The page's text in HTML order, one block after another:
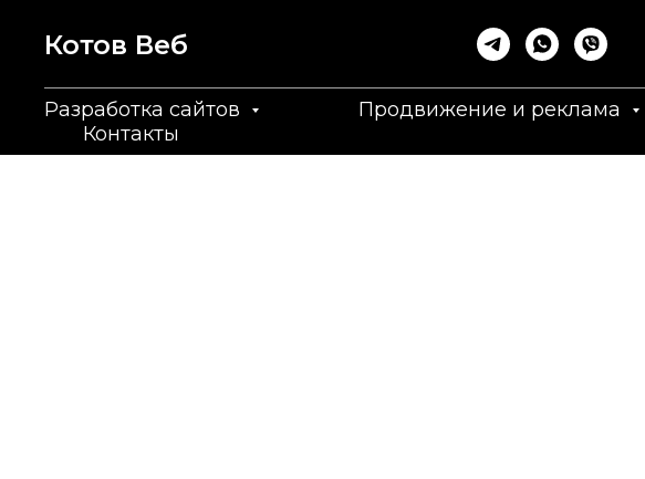
Котов Вeб
Разработка сайтов Продвижение и реклама
Контакты